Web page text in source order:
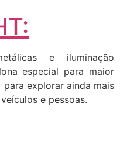
e iluminação
especial para maior
explorar ainda mais
e pessoas.